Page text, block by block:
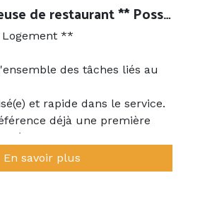
Garçon / Serveuse de restaurant ** Possibilité de Logement ** (copié)
**
des tâches liés au
et rapide dans le service.
déjà une première
à un poste similaire.
PAS DE TRAVAIL EN
En savoir plus